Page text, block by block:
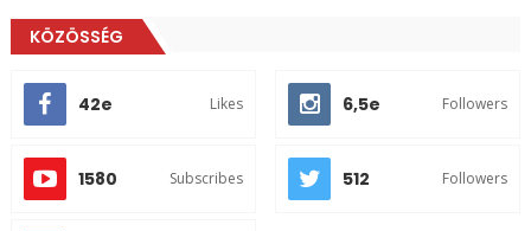
KÖZÖSSÉG
42e Likes 6,5e Followers
1580 Subscribes 512 Followers